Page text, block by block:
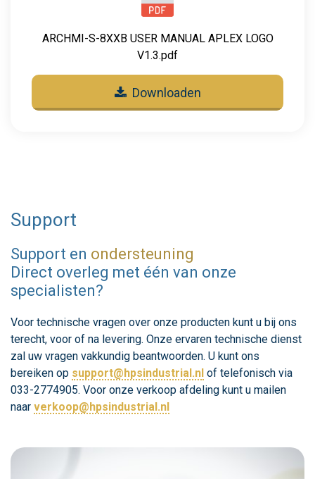
ARCHMI-S-8XXB USER MANUAL APLEX LOGO
V1.3.pdf
Downloaden
Support
Support en ondersteuning
Direct overleg met één van onze
specialisten?
Voor technische vragen over onze producten kunt u bij ons
terecht, voor of na levering. Onze ervaren technische dienst
zal uw vragen vakkundig beantwoorden. U kunt ons
bereiken op support@hpsindustrial.nl of telefonisch via
033-2774905. Voor onze verkoop afdeling kunt u mailen
naar verkoop@hpsindustrial.nl